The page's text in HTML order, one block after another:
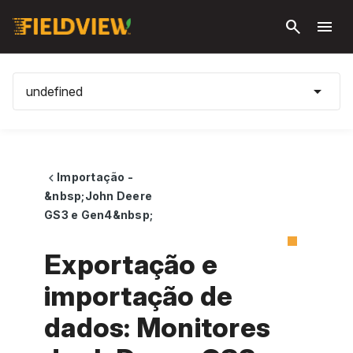
principal
search menu
undefined arrow_drop_down
chevron_leftImportação -
&nbsp;John Deere
GS3 e Gen4&nbsp;
Exportação e
importação de
dados: Monitores